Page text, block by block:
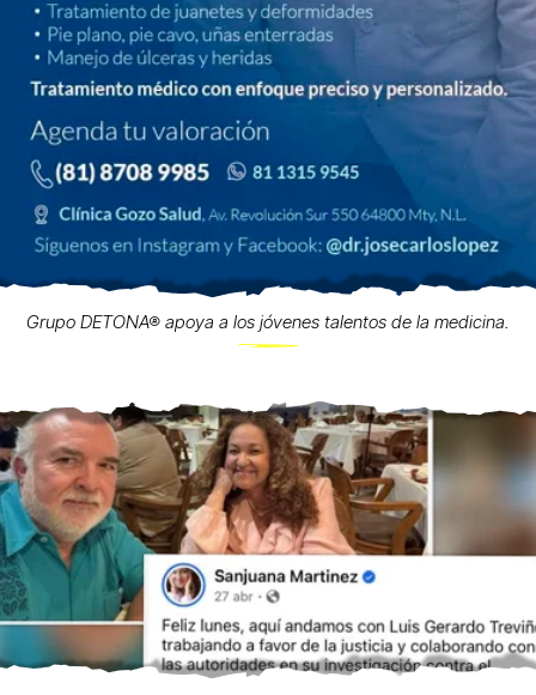
Grupo DETONA® apoya a los jóvenes talentos de la medicina.